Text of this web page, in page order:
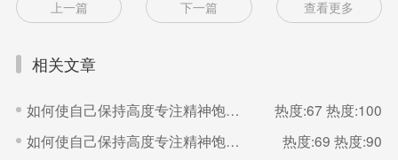
上一篇 下一篇 查看更多
相关文章
如何使自己保持高度专注精神饱满的状态？（二） 热度:67 热度:100
如何使自己保持高度专注精神饱满的状态？（一）
热度:69 热度:90